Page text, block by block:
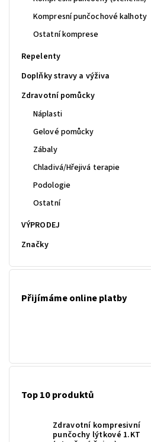
Kompresní punčochové kalhoty
Ostatní komprese
Repelenty
Doplňky stravy a výživa
Zdravotní pomůcky
Náplasti
Gelové pomůcky
Zábaly
Chladivá/Hřejivá terapie
Podologie
Ostatní
VÝPRODEJ
Značky
Přijímáme online platby
Top 10 produktů
Zdravotní kompresivní
punčochy lýtkové 1.KT